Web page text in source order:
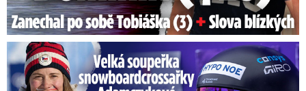
Velká soupeřka Adamczykové: Šokující konec!